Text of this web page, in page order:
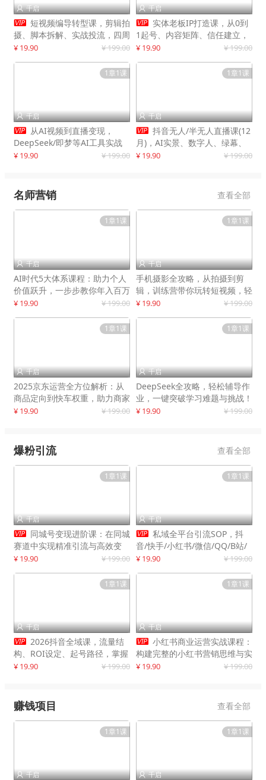
 千启
 短视频编导转型课，剪辑拍
摄、脚本拆解、实战投流，四周
系统教学，快速入行月入2w+
¥ 19.90 ¥ 199.00
 千启
 实体老板IP打造课，从0到
1起号、内容矩阵、信任建立，
打造门店IP，稳定获客增收
¥ 19.90 ¥ 199.00
1章1课
 千启
 从AI视频到直播变现，
DeepSeek/即梦等AI工具实战
教学，生产爆款视频，打造高流
¥ 19.90 ¥ 199.00
1章1课
 千启
 抖音无人/半无人直播课(12
月)，AI实景、数字人、绿幕、
多种玩法、24小时自动盈利
¥ 19.90 ¥ 199.00
名师营销 查看全部
1章1课
 千启
AI时代5大体系课程：助力个人
价值跃升，一步步教你年入百万
¥ 19.90 ¥ 199.00
1章1课
 千启
手机摄影全攻略，从拍摄到剪
辑，训练营带你玩转短视频，轻
松拍大片
¥ 19.90 ¥ 199.00
1章1课
 千启
2025京东运营全方位解析：从
商品定向到快车权重，助力商家
打造爆款商品
¥ 19.90 ¥ 199.00
1章1课
 千启
DeepSeek全攻略，轻松辅导作
业，一键突破学习难题与挑战！
¥ 19.90 ¥ 199.00
爆粉引流 查看全部
1章1课
 千启
 同城号变现进阶课：在同城
赛道中实现精准引流与高效变
现，单店月引流成交额提升50%
¥ 19.90 ¥ 199.00
1章1课
 千启
 私域全平台引流SOP，抖
音/快手/小红书/微信/QQ/B站/
闲鱼等，技术合集，高效转化公
¥ 19.90 ¥ 199.00
1章1课
 千启
 2026抖音全域课，流量结
构、ROI设定、起号路径，掌握
平台新规下利润最大化
¥ 19.90 ¥ 199.00
1章1课
 千启
 小红书商业运营实战课程：
构建完整的小红书营销思维与实
战能力，案例店铺月销破百万！
¥ 19.90 ¥ 199.00
赚钱项目 查看全部
1章1课
 千启
1章1课
 千启